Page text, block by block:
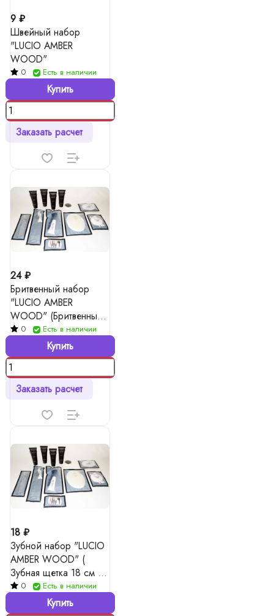
9 ₽
Швейный набор
"LUCIO AMBER
WOOD"
0 Есть в наличии
Купить
Заказать расчет
24 ₽
Бритвенный набор
"LUCIO AMBER
WOOD" (Бритвенный
станок 2 лезвия +
крем для бритья в
тубе 10 гр)
0 Есть в наличии
Купить
Заказать расчет
18 ₽
Зубной набор "LUCIO
AMBER WOOD" (
Зубная щетка 18 см +
зубная паста в тубе 4
0 Есть в наличии
Купить